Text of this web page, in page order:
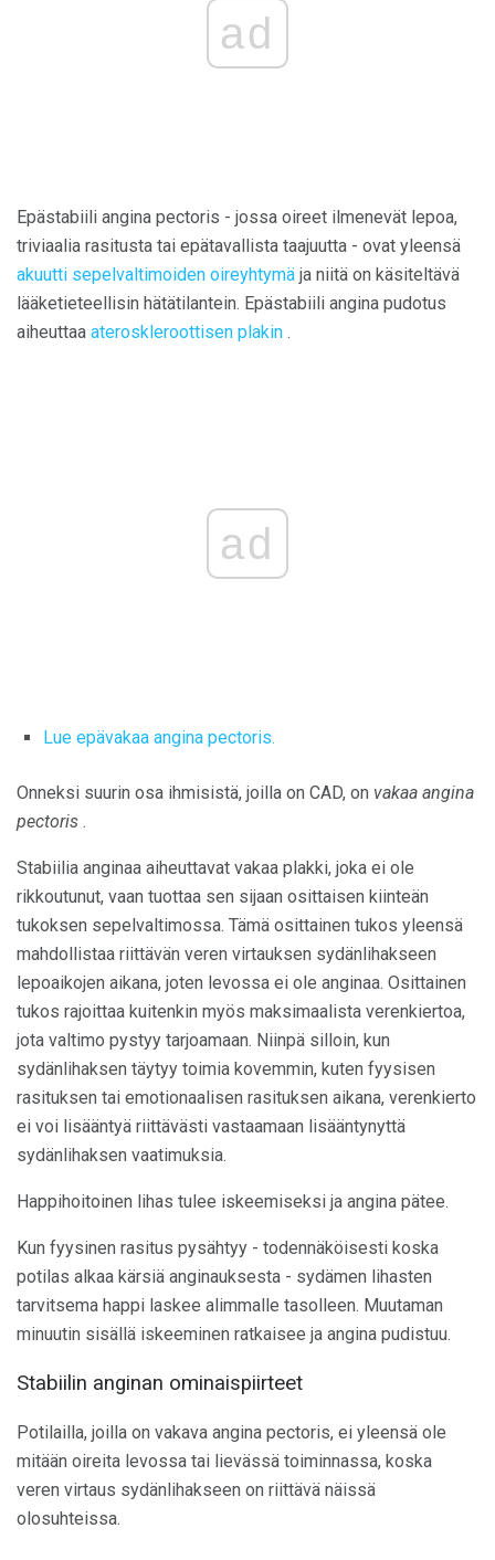
ad
Epästabiili angina pectoris - jossa oireet ilmenevät lepoa,
triviaalia rasitusta tai epätavallista taajuutta - ovat yleensä
akuutti sepelvaltimoiden oireyhtymä ja niitä on käsiteltävä
lääketieteellisin hätätilantein. Epästabiili angina pudotus
aiheuttaa ateroskleroottisen plakin .
ad
Lue epävakaa angina pectoris.
Onneksi suurin osa ihmisistä, joilla on CAD, on vakaa angina
pectoris .
Stabiilia anginaa aiheuttavat vakaa plakki, joka ei ole
rikkoutunut, vaan tuottaa sen sijaan osittaisen kiinteän
tukoksen sepelvaltimossa. Tämä osittainen tukos yleensä
mahdollistaa riittävän veren virtauksen sydänlihakseen
lepoaikojen aikana, joten levossa ei ole anginaa. Osittainen
tukos rajoittaa kuitenkin myös maksimaalista verenkiertoa,
jota valtimo pystyy tarjoamaan. Niinpä silloin, kun
sydänlihaksen täytyy toimia kovemmin, kuten fyysisen
rasituksen tai emotionaalisen rasituksen aikana, verenkierto
ei voi lisääntyä riittävästi vastaamaan lisääntynyttä
sydänlihaksen vaatimuksia.
Happihoitoinen lihas tulee iskeemiseksi ja angina pätee.
Kun fyysinen rasitus pysähtyy - todennäköisesti koska
potilas alkaa kärsiä anginauksesta - sydämen lihasten
tarvitsema happi laskee alimmalle tasolleen. Muutaman
minuutin sisällä iskeeminen ratkaisee ja angina pudistuu.
Stabiilin anginan ominaispiirteet
Potilailla, joilla on vakava angina pectoris, ei yleensä ole
mitään oireita levossa tai lievässä toiminnassa, koska
veren virtaus sydänlihakseen on riittävä näissä
olosuhteissa.